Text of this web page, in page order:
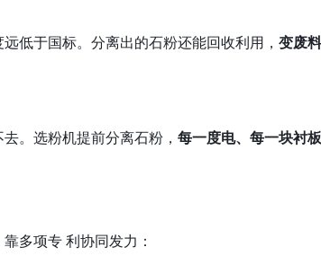
低于国标。分离出的石粉还能回收利用，变废
。选粉机提前分离石粉，每一度电、每一块衬
多项专 利协同发力：